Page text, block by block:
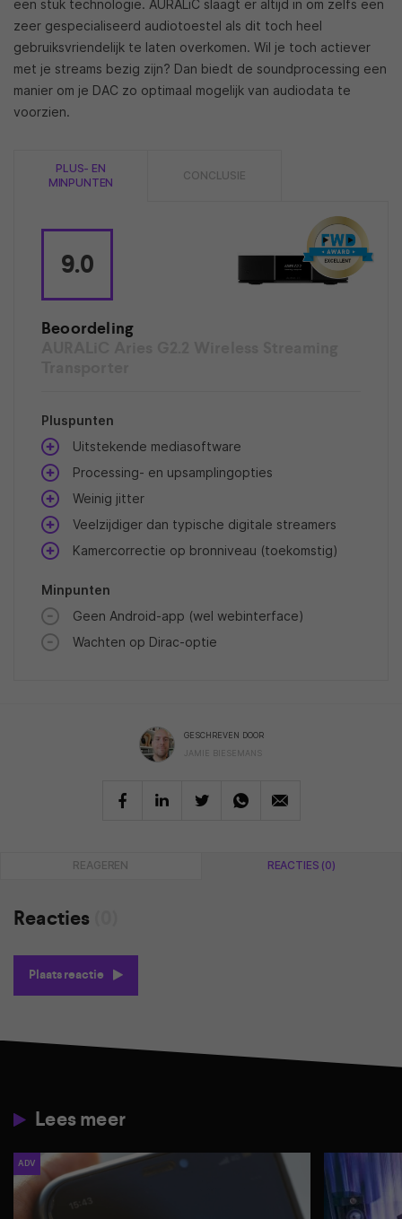
een stuk technologie. AURALiC slaagt er altijd in om zelfs een
zeer gespecialiseerd audiotoestel als dit toch heel
gebruiksvriendelijk te laten overkomen. Wil je toch actiever
met je streams bezig zijn? Dan biedt de soundprocessing een
manier om je DAC zo optimaal mogelijk van audiodata te
voorzien.
PLUS- EN
MINPUNTEN
CONCLUSIE
9.0
Beoordeling
Pluspunten
Uitstekende mediasoftware
Processing- en upsamplingopties
Weinig jitter
Veelzijdiger dan typische digitale streamers
Kamercorrectie op bronniveau (toekomstig)
Minpunten
Geen Android-app (wel webinterface)
Wachten op Dirac-optie
GESCHREVEN DOOR
JAMIE BIESEMANS
REAGEREN REACTIES (0)
Reacties
Plaats reactie
Lees meer
ADV